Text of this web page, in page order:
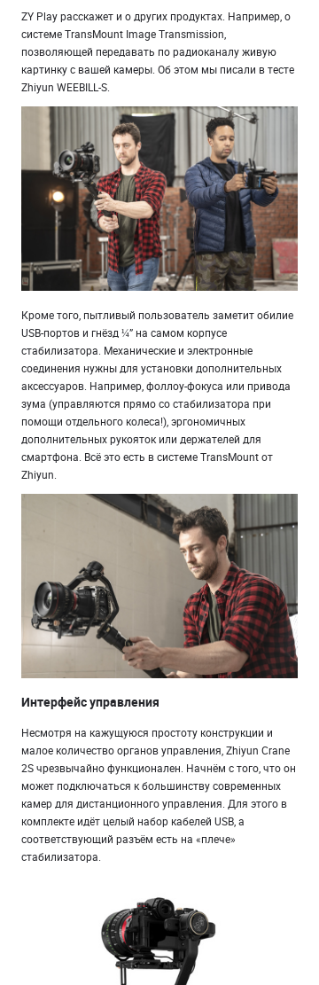
ZY Play расскажет и о других продуктах. Например, о
системе TransMount Image Transmission,
позволяющей передавать по радиоканалу живую
картинку с вашей камеры. Об этом мы писали в тесте
Zhiyun WEEBILL-S.
Кроме того, пытливый пользователь заметит обилие
USB-портов и гнёзд ¼” на самом корпусе
стабилизатора. Механические и электронные
соединения нужны для установки дополнительных
аксессуаров. Например, фоллоу-фокуса или привода
зума (управляются прямо со стабилизатора при
помощи отдельного колеса!), эргономичных
дополнительных рукояток или держателей для
смартфона. Всё это есть в системе TransMount от
Zhiyun.
Интерфейс управления
Несмотря на кажущуюся простоту конструкции и
малое количество органов управления, Zhiyun Crane
2S чрезвычайно функционален. Начнём с того, что он
может подключаться к большинству современных
камер для дистанционного управления. Для этого в
комплекте идёт целый набор кабелей USB, а
соответствующий разъём есть на «плече»
стабилизатора.